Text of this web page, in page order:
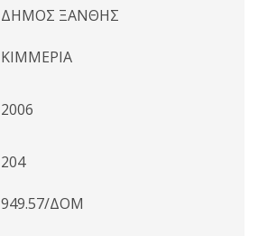
ΔΗΜΟΣ ΞΑΝΘΗΣ
ΚΙΜΜΕΡΙΑ
2006
204
949.57/ΔΟΜ